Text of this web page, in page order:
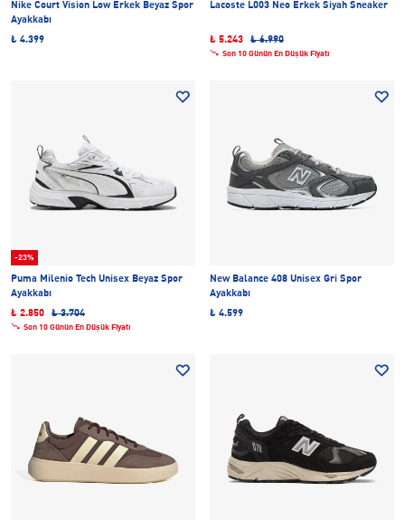
Nike Court Vision Low Erkek Beyaz Spor
Ayakkabı
₺ 4.399
Lacoste L003 Neo Erkek Siyah Sneaker
₺ 5.243 ₺ 6.990
Son 10 Günün En Düşük Fiyatı
-23%
Puma Milenio Tech Unisex Beyaz Spor
Ayakkabı
₺ 2.850
₺ 3.704
Son 10 Günün En Düşük Fiyatı
New Balance 408 Unisex Gri Spor
Ayakkabı
₺ 4.599